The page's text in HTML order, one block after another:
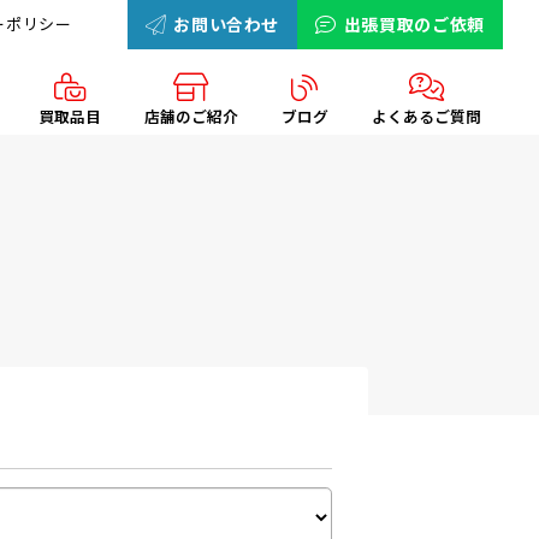
お問い合わせ 出張買取のご依頼
リシー
買取品目 店舗のご紹介 ブログ よくあるご質問